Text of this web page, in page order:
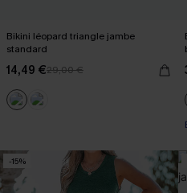
Bikini léopard triangle jambe
standard
14,49 €29,00 €
-15%